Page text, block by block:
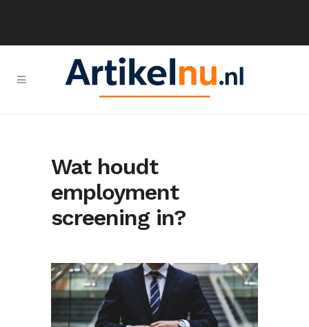
Wat houdt
employment
screening in?